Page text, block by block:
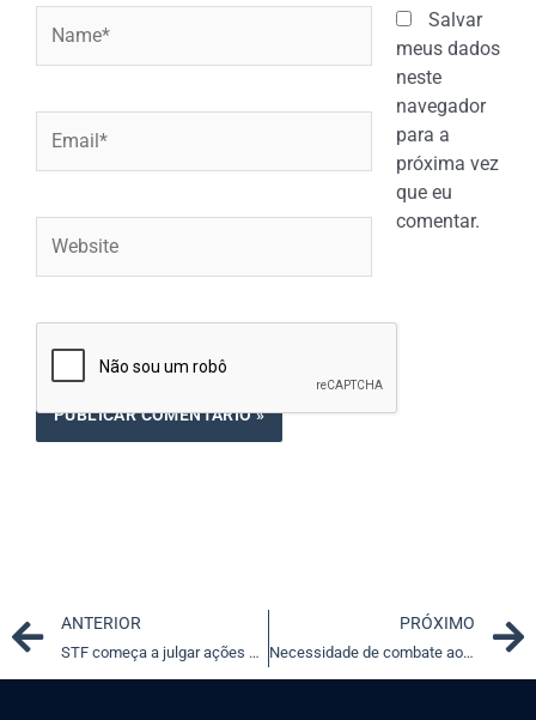
Salvar
meus dados
neste
navegador
para a
próxima vez
que eu
comentar.
Prev
ANTERIOR
STF começa a julgar ações sobre imunidade tributária na exportação de produtos via trading companies
PRÓXIMO
Necessidade de combate ao assédio moral nos ambientes de trabalho